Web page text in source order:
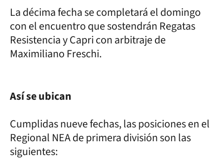
La décima fecha se completará el domingo
con el encuentro que sostendrán Regatas
Resistencia y Capri con arbitraje de
Maximiliano Freschi.
Así se ubican
Cumplidas nueve fechas, las posiciones en el
Regional NEA de primera división son las
siguientes: